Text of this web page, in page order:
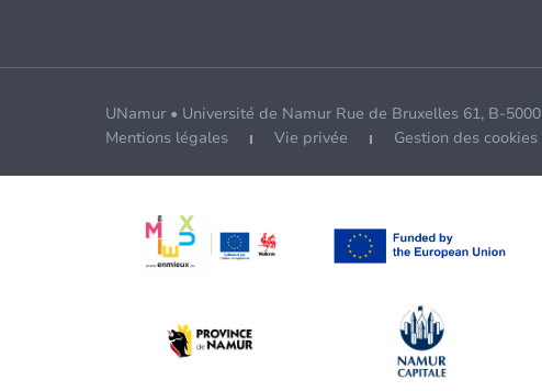
UNamur • Université de Namur Rue de Bruxelles 61, B-
Mentions légales
Vie privée Gestion des cookies